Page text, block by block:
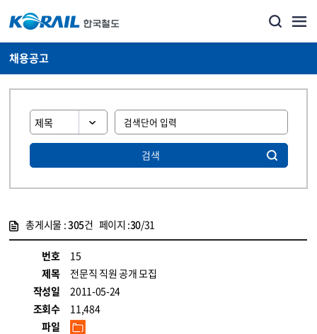
채용공고
검색
총게시물 :305건 페이지 :30/31
번호
15
제목
전문직 직원 공개 모집
작성일
2011-05-24
조회수
11,484
파일